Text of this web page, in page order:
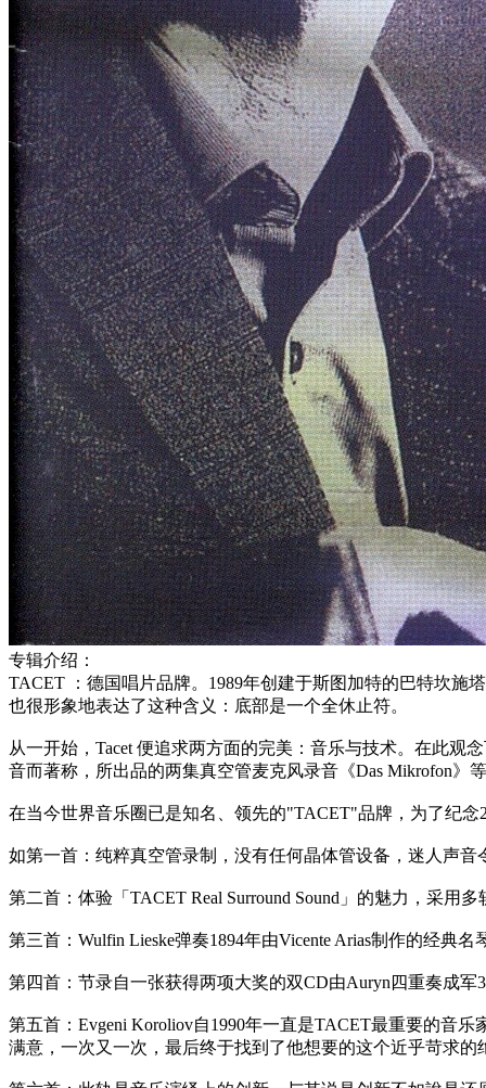
专辑介绍：
TACET ：德国唱片品牌。1989年创建于斯图加特的巴特坎施
也很形象地表达了这种含义：底部是一个全休止符。
从一开始，Tacet 便追求两方面的完美：音乐与技术。在此
音而著称，所出品的两集真空管麦克风录音《Das Mikrofon》
在当今世界音乐圈已是知名、领先的"TACET"品牌，为了纪
如第一首：纯粹真空管录制，没有任何晶体管设备，迷人声音
第二首：体验「TACET Real Surround Sound」的魅力，采用
第三首：Wulfin Lieske弹奏1894年由Vicente Arias制作的经典
第四首：节录自一张获得两项大奖的双CD由Auryn四重奏成军
第五首：Evgeni Koroliov自1990年一直是TACET最重要的音
满意，一次又一次，最后终于找到了他想要的这个近乎苛求的